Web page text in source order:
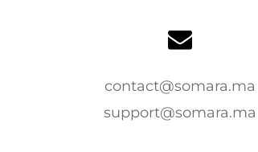
contact@somara.ma
support@somara.ma